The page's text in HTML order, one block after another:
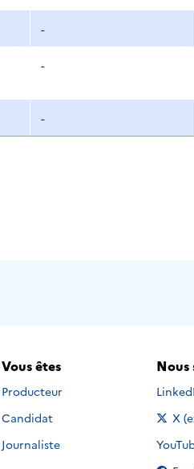
-
-
-
Vous êtes
Producteur
Candidat
Journaliste
Nous
Nous
X
Nous